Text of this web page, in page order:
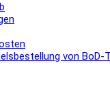
von BoD-